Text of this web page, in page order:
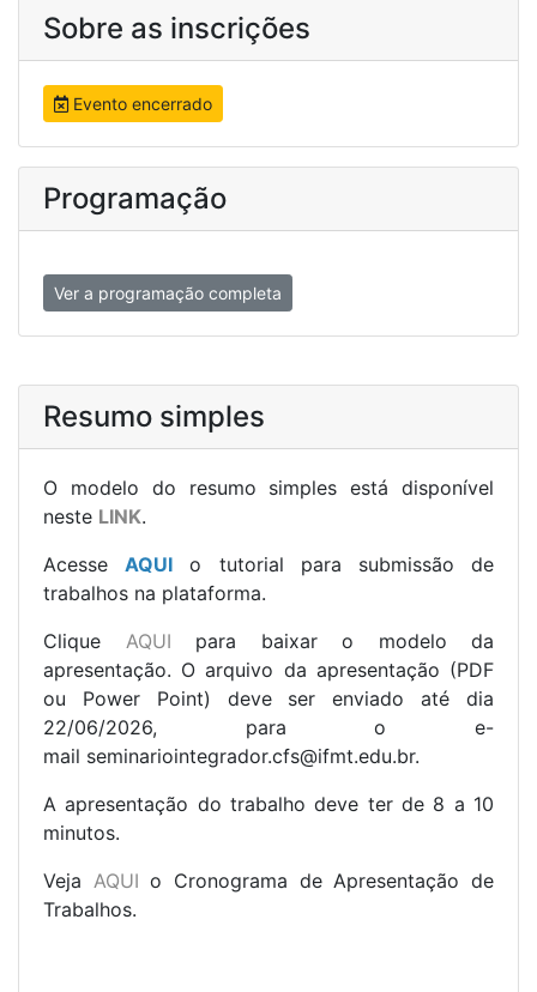
Sobre as inscrições
Evento encerrado
Programação
Ver a programação completa
Resumo simples
O modelo do resumo simples está disponível
neste LINK.
Acesse
AQUI
o tutorial para submissão de
trabalhos na plataforma.
Clique AQUI para baixar o modelo da
apresentação. O arquivo da apresentação (PDF
ou Power Point) deve ser enviado até dia
22/06/2026, para o e-
mail seminariointegrador.cfs@ifmt.edu.br.
A apresentação do trabalho deve ter de 8 a 10
minutos.
Veja AQUI o Cronograma de Apresentação de
Trabalhos.